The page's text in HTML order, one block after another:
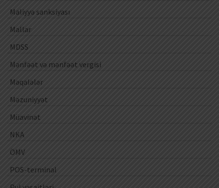
Maliyyə sanksiyası
Mallar
MDSS
Mənfəət və mənfəət vergisi
Məqalələr
Məzuniyyət
Müavinət
NKA
ÖMV
POS-terminal